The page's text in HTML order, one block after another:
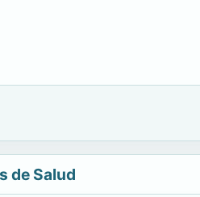
de Salud